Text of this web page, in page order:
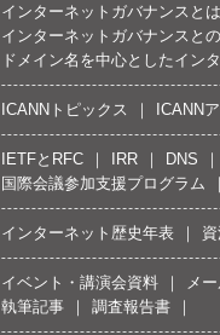
インターネットガバナンスとは
インターネットガバナンスと
ドメイン名を中心としたイン
ICANNトピックス ICANN
IETFとRFC IRR DNS
国際会議参加支援プログラム
インターネット歴史年表
イベント・講演会資料 メ
執筆記事
調査報告書